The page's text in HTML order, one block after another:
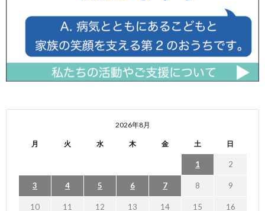
2026年8月
月 火 水 木 金 土 日
1 2
3 4 5 6 7 8 9
10 11 12 13 14 15 16